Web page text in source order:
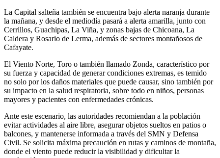
La Capital salteña también se encuentra bajo alerta naranja durante
la mañana, y desde el mediodía pasará a alerta amarilla, junto con
Cerrillos, Guachipas, La Viña, y zonas bajas de Chicoana, La
Caldera y Rosario de Lerma, además de sectores montañosos de
Cafayate.
El Viento Norte, Toro o también llamado Zonda, característico por
su fuerza y capacidad de generar condiciones extremas, es temido
no solo por los daños materiales que puede causar, sino también por
su impacto en la salud respiratoria, sobre todo en niños, personas
mayores y pacientes con enfermedades crónicas.
Ante este escenario, las autoridades recomiendan a la población
evitar actividades al aire libre, asegurar objetos sueltos en patios o
balcones, y mantenerse informada a través del SMN y Defensa
Civil. Se solicita máxima precaución en rutas y caminos de montaña,
donde el viento puede reducir la visibilidad y dificultar la